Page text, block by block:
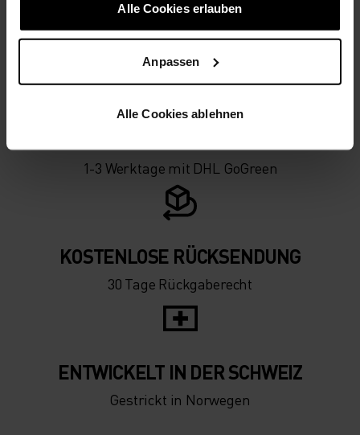
Alle Cookies erlauben
Anpassen
Alle Cookies ablehnen
1-3 Werktage mit DHL GoGreen
KOSTENLOSE RÜCKSENDUNG
30 Tage Rückgaberecht
ENTWICKELT IN DER SCHWEIZ
Gestrickt in Norwegen